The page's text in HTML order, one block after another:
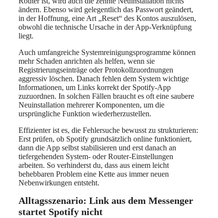
ändern. Ebenso wird gelegentlich das Passwort geändert,
in der Hoffnung, eine Art „Reset“ des Kontos auszulösen,
obwohl die technische Ursache in der App-Verknüpfung
liegt.
Auch umfangreiche Systemreinigungsprogramme können
mehr Schaden anrichten als helfen, wenn sie
Registrierungseinträge oder Protokollzuordnungen
aggressiv löschen. Danach fehlen dem System wichtige
Informationen, um Links korrekt der Spotify-App
zuzuordnen. In solchen Fällen braucht es oft eine saubere
Neuinstallation mehrerer Komponenten, um die
ursprüngliche Funktion wiederherzustellen.
Effizienter ist es, die Fehlersuche bewusst zu strukturieren:
Erst prüfen, ob Spotify grundsätzlich online funktioniert,
dann die App selbst stabilisieren und erst danach an
tiefergehenden System- oder Router-Einstellungen
arbeiten. So verhinderst du, dass aus einem leicht
behebbaren Problem eine Kette aus immer neuen
Nebenwirkungen entsteht.
Alltagsszenario: Link aus dem Messenger
startet Spotify nicht